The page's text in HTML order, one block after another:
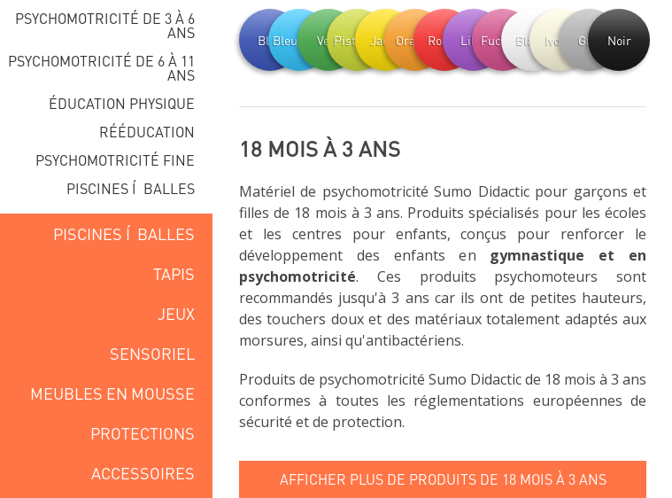
PSYCHOMOTRICITÉ DE 3 À 6
ANS
PSYCHOMOTRICITÉ DE 6 À 11
ANS
ÉDUCATION PHYSIQUE
RÉÉDUCATION
PSYCHOMOTRICITÉ FINE
PISCINES Í BALLES
PISCINES Í BALLES
TAPIS
JEUX
SENSORIEL
MEUBLES EN MOUSSE
PROTECTIONS
ACCESSOIRES
BleuBleu clairVertPistacheJauneOrangeRougeLilasFuchsiaBlancIvoire Gris Noir
18 MOIS À 3 ANS
Matériel de psychomotricité Sumo Didactic pour garçons et
filles de 18 mois à 3 ans. Produits spécialisés pour les écoles
et les centres pour enfants, conçus pour renforcer le
développement des enfants en gymnastique et en
psychomotricité. Ces produits psychomoteurs sont
recommandés jusqu'à 3 ans car ils ont de petites hauteurs,
des touchers doux et des matériaux totalement adaptés aux
morsures, ainsi qu'antibactériens.
Produits de psychomotricité Sumo Didactic de 18 mois à 3 ans
conformes à toutes les réglementations européennes de
sécurité et de protection.
AFFICHER PLUS DE PRODUITS DE 18 MOIS À 3 ANS